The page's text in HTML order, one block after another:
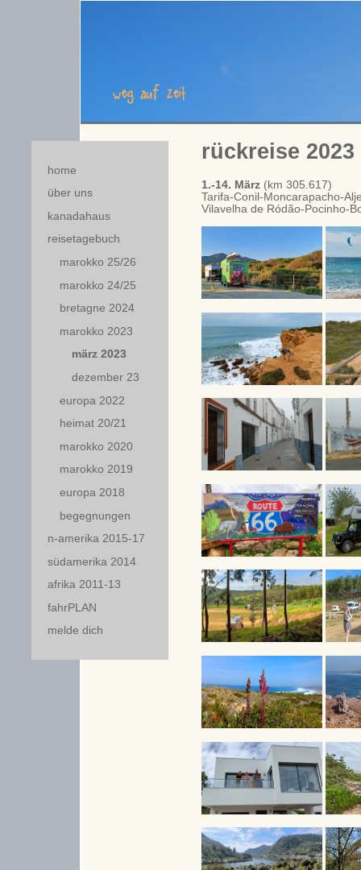
home
über uns
kanadahaus
reisetagebuch
marokko 25/26
marokko 24/25
bretagne 2024
marokko 2023
märz 2023
dezember 23
europa 2022
heimat 20/21
marokko 2020
marokko 2019
europa 2018
begegnungen
n-amerika 2015-17
südamerika 2014
afrika 2011-13
fahrPLAN
melde dich
rückreise 2023
1.-14. März (km 305.617)
Tarifa-Conil-Moncarapacho-
Vilavelha de Ródão-Pocinho-